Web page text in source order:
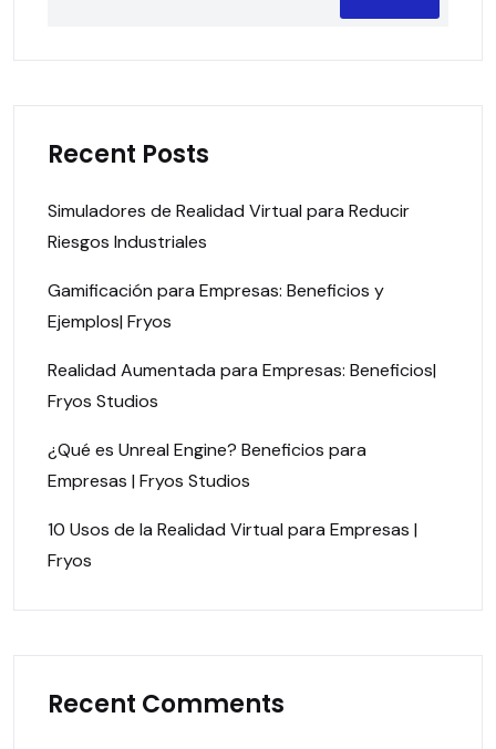
Recent Posts
Simuladores de Realidad Virtual para Reducir
Riesgos Industriales
Gamificación para Empresas: Beneficios y
Ejemplos| Fryos
Realidad Aumentada para Empresas: Beneficios|
Fryos Studios
¿Qué es Unreal Engine? Beneficios para
Empresas | Fryos Studios
10 Usos de la Realidad Virtual para Empresas |
Fryos
Recent Comments